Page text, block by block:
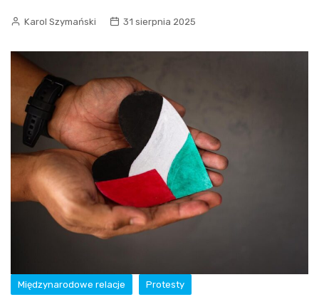
Karol Szymański 31 sierpnia 2025
Międzynarodowe relacje Protesty